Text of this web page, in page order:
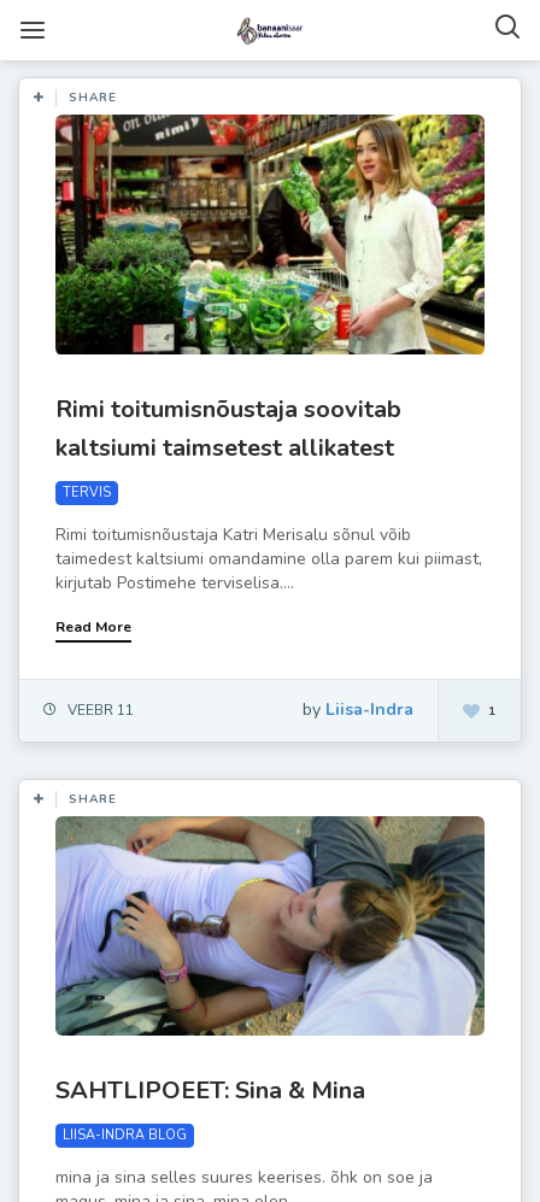
SHARE
Rimi toitumisnõustaja soovitab
kaltsiumi taimsetest allikatest
TERVIS
Rimi toitumisnõustaja Katri Merisalu sõnul võib
taimedest kaltsiumi omandamine olla parem kui piimast,
kirjutab Postimehe terviselisa....
Read More
VEEBR 11 1
by Liisa-Indra
SHARE
SAHTLIPOEET: Sina & Mina
LIISA-INDRA BLOG
mina ja sina selles suures keerises. õhk on soe ja